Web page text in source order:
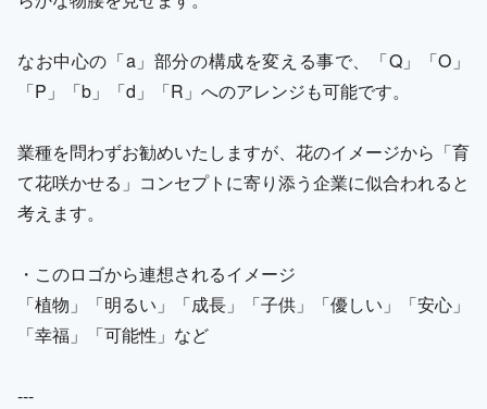
なお中心の「a」部分の構成を変える事で、「Q」「O」
「P」「b」「d」「R」へのアレンジも可能です。
業種を問わずお勧めいたしますが、花のイメージから「育
て花咲かせる」コンセプトに寄り添う企業に似合われると
考えます。
・このロゴから連想されるイメージ
「植物」「明るい」「成長」「子供」「優しい」「安心」
「幸福」「可能性」など
---